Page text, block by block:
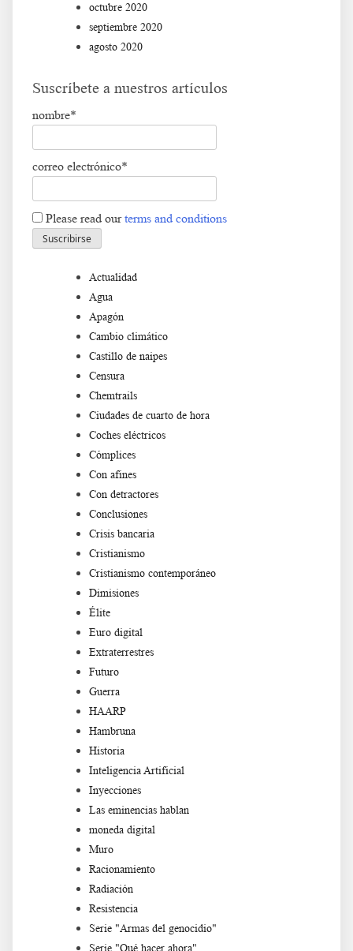
octubre 2020
septiembre 2020
agosto 2020
Suscríbete a nuestros artículos
nombre*
correo electrónico*
Please read ourterms and conditions
Actualidad
Agua
Apagón
Cambio climático
Castillo de naipes
Censura
Chemtrails
Ciudades de cuarto de hora
Coches eléctricos
Cómplices
Con afines
Con detractores
Conclusiones
Crisis bancaria
Cristianismo
Cristianismo contemporáneo
Dimisiones
Élite
Euro digital
Extraterrestres
Futuro
Guerra
HAARP
Hambruna
Historia
Inteligencia Artificial
Inyecciones
Las eminencias hablan
moneda digital
Muro
Racionamiento
Radiación
Resistencia
Serie "Armas del genocidio"
Serie "Qué hacer ahora"